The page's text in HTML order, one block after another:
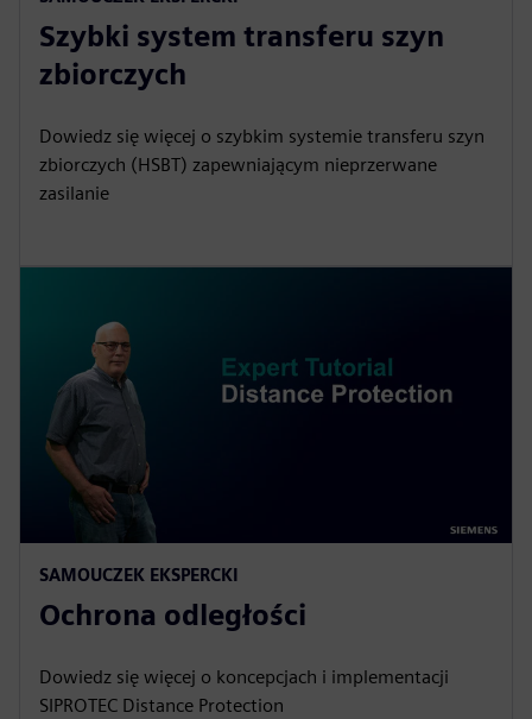
Szybki system transferu szyn
zbiorczych
Dowiedz się więcej o szybkim systemie transferu szyn
zbiorczych (HSBT) zapewniającym nieprzerwane
zasilanie
SAMOUCZEK EKSPERCKI
Ochrona odległości
Dowiedz się więcej o koncepcjach i implementacji
SIPROTEC Distance Protection